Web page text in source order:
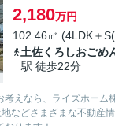
2,180万円
102.46㎡ (4LDK＋
土佐くろしおごめ
駅 徒歩22分
えなら、ライズホーム
などさまざまな不動産